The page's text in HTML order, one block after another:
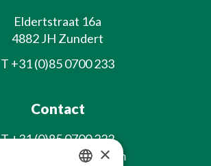
Eldertstraat 16a
4882 JH Zundert
T +31 (0)85 0700 233
Contact
T+31 (0)85 0700 222
info@laxsjonplants.com
×